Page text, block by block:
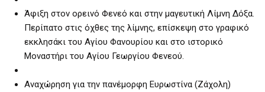
Άφιξη στον ορεινό Φενεό και στην μαγευτική Λίμνη Δόξα.
Περίπατο στις όχθες της λίμνης, επίσκεψη στο γραφικό
εκκλησάκι του Αγίου Φανουρίου και στο ιστορικό
Μοναστήρι του Αγίου Γεωργίου Φενεού.
Αναχώρηση για την πανέμορφη Ευρωστίνα (Ζάχολη)